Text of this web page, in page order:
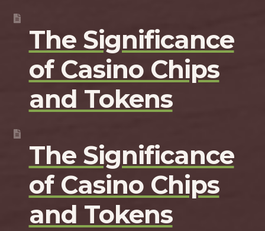
The Significance
of Casino Chips
and Tokens
The Significance
of Casino Chips
and Tokens